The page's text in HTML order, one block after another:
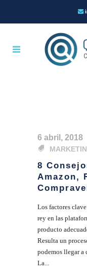
6 abril, 2018
8
Amazon,
Los factores
rey en las
producto
Resulta un
podemos llegar a
La...